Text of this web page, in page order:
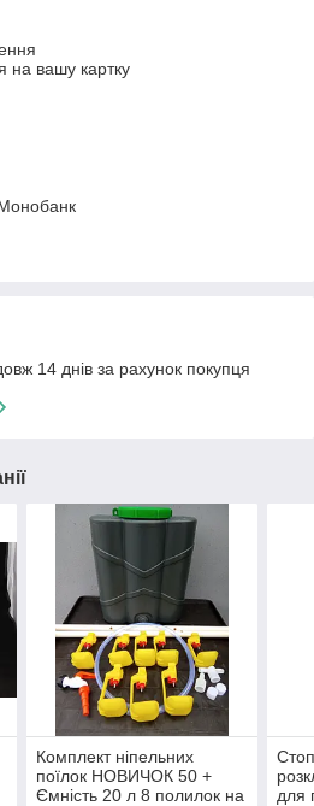
на вашу картку
14 днів за рахунок покупця
Комплект ніпельних
поїлок НОВИЧОК 50 +
Ємність 20 л 8 полилок на
для